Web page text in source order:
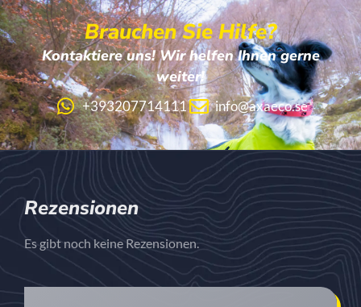
Brauchen Sie Hilfe?
Kontaktiere uns! Wir helfen Ihnen gerne
weiter!
+393207714111 info@axaeco.se
Rezensionen
Es gibt noch keine Rezensionen.